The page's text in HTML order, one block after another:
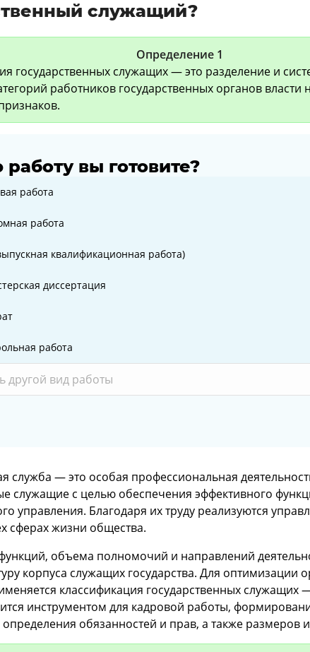
служащий?
Определение 1
государственных служащих — это разделение и
работников государственных органов власти
вы готовите?
вы готовите?
работа
работа
квалификационная работа)
диссертация
работа
другой вид работы
служба — это особая профессиональная
служащие с целью обеспечения эффективного
управления. Благодаря их труду реализуются
сферах жизни общества.
объема полномочий и направлений
корпуса служащих государства. Для оптимизации
классификация государственных служащих
инструментом для кадровой работы,
обязанностей и прав, а также размеров и